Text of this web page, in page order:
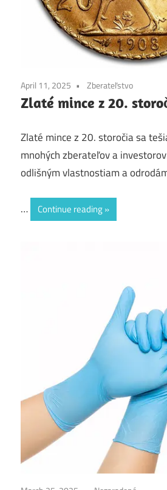
April 11, 2025 Zberateľstvo
Zlaté mince z 20.
Zlaté mince z 20. storočia sa
mnohých zberateľov a
odlišným vlastnostiam a
… Continue reading